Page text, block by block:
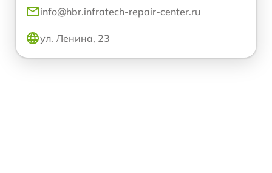
info@hbr.infratech-repair-center.ru
ул. Ленина, 23